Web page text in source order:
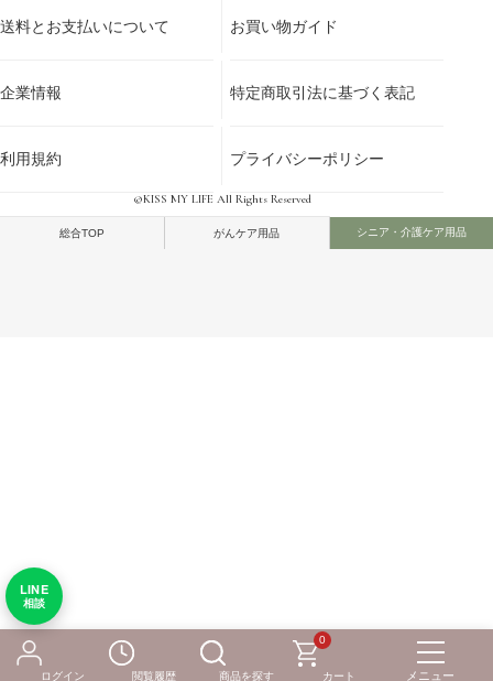
ログイン 閲覧履歴 商品を探す
0
カート
©KISS MY LIFE All Rights Reserved
送料とお支払いについて お買い物ガイド
企業情報 特定商取引法に基づく表記
利用規約 プライバシーポリシー
総合TOP がんケア用品 シニア・介護ケア用品
LINE
相談